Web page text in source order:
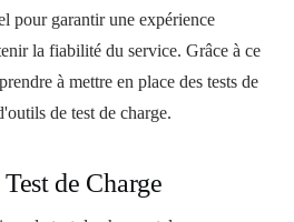
pour garantir une expérience
la fiabilité du service. Grâce à ce
à mettre en place des tests de
de test de charge.
de Charge